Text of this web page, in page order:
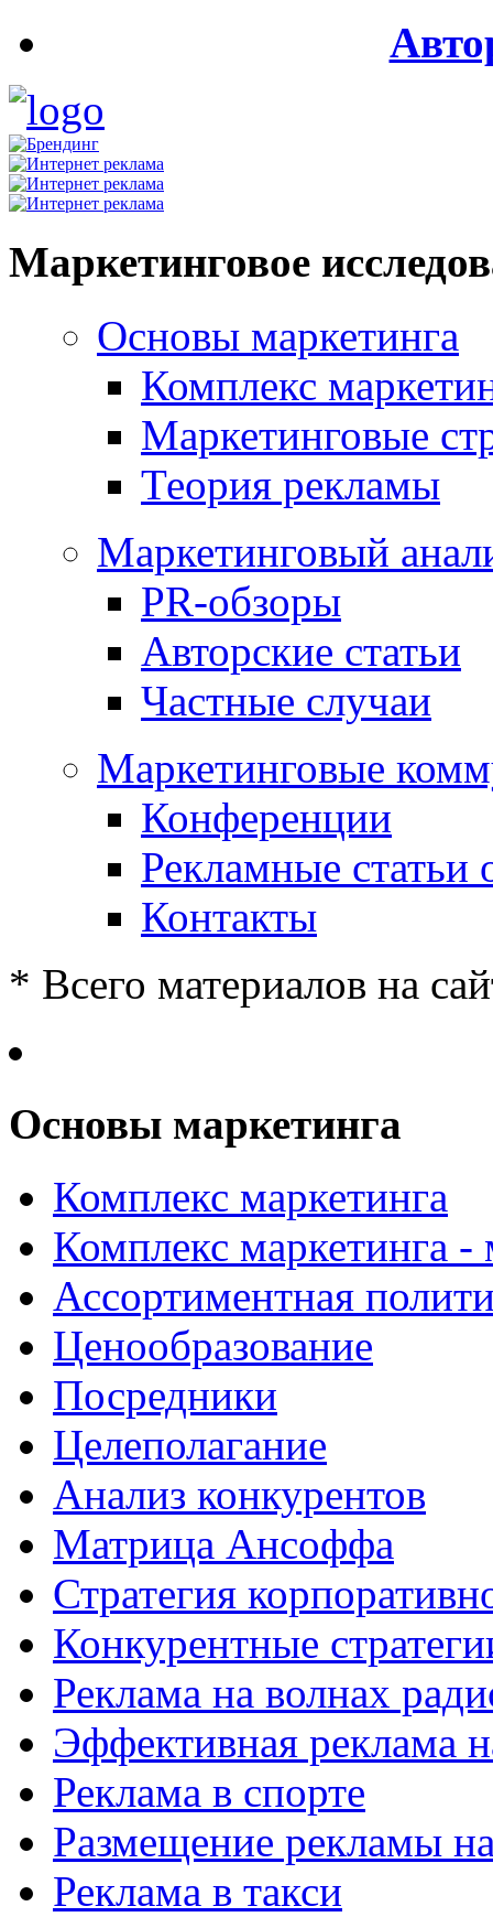
Маркетинговое
Основы маркетинга
Комплекс
Маркетинговые
Теория рекламы
Маркетинговый
PR-обзоры
Авторские статьи
Частные случаи
Маркетинговые
Конференции
Рекламные статьи
Контакты
* Всего материалов на
Основы маркетинга
Комплекс маркетинга
Комплекс маркетинга
Ассортиментная
Ценообразование
Посредники
Целеполагание
Анализ конкурентов
Матрица Ансоффа
Стратегия
Конкурентные
Реклама на волнах
Эффективная реклама
Реклама в спорте
Размещение рекламы
Реклама в такси